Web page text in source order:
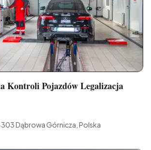
Kontroli Pojazdów Legalizacja
303 Dąbrowa Górnicza, Polska